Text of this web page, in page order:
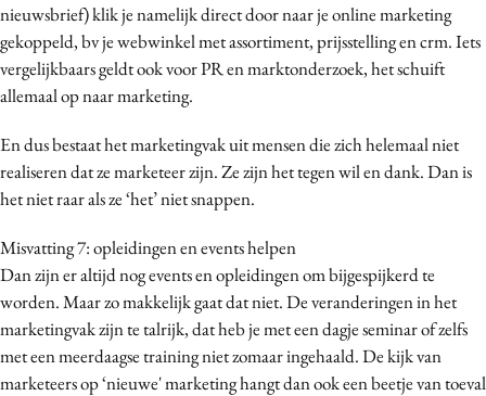
nieuwsbrief) klik je namelijk direct door naar je online marketing
gekoppeld, bv je webwinkel met assortiment, prijsstelling en crm. Iets
vergelijkbaars geldt ook voor PR en marktonderzoek, het schuift
allemaal op naar marketing.
En dus bestaat het marketingvak uit mensen die zich helemaal niet
realiseren dat ze marketeer zijn. Ze zijn het tegen wil en dank. Dan is
het niet raar als ze ‘het’ niet snappen.
Misvatting 7: opleidingen en events helpen
Dan zijn er altijd nog events en opleidingen om bijgespijkerd te
worden. Maar zo makkelijk gaat dat niet. De veranderingen in het
marketingvak zijn te talrijk, dat heb je met een dagje seminar of zelfs
met een meerdaagse training niet zomaar ingehaald. De kijk van
marketeers op ‘nieuwe' marketing hangt dan ook een beetje van toeval